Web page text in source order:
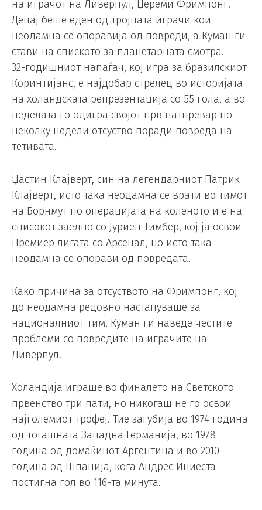
на играчот на Ливерпул, Џереми Фримпонг.
Депај беше еден од тројцата играчи кои
неодамна се опоравија од повреди, а Куман ги
стави на спиското за планетарната смотра.
32-годишниот напаѓач, кој игра за бразилскиот
Коринтијанс, е најдобар стрелец во историјата
на холандската репрезентација со 55 гола, а во
неделата го одигра својот прв натпревар по
неколку недели отсуство поради повреда на
тетивата.
Џастин Клајверт, син на легендарниот Патрик
Клајверт, исто така неодамна се врати во тимот
на Борнмут по операцијата на коленото и е на
списокот заедно со Јуриен Тимбер, кој ја освои
Премиер лигата со Арсенал, но исто така
неодамна се опорави од повредата.
Како причина за отсуството на Фримпонг, кој
до неодамна редовно настапуваше за
националниот тим, Куман ги наведе честите
проблеми со повредите на играчите на
Ливерпул.
Холандија играше во финалето на Светското
првенство три пати, но никогаш не го освои
најголемиот трофеј. Тие загубија во 1974 година
од тогашната Западна Германија, во 1978
година од домаќинот Аргентина и во 2010
година од Шпанија, кога Андрес Иниеста
постигна гол во 116-та минута.